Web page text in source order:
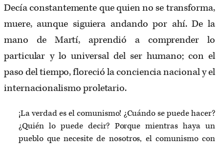
Decía constantemente que quien no se transforma,
muere, aunque siguiera andando por ahí. De la
mano de Martí, aprendió a comprender lo
particular y lo universal del ser humano; con el
paso del tiempo, floreció la conciencia nacional y el
internacionalismo proletario.
¡La verdad es el comunismo! ¿Cuándo se puede hacer?
¿Quién lo puede decir? Porque mientras haya un
pueblo que necesite de nosotros, el comunismo con